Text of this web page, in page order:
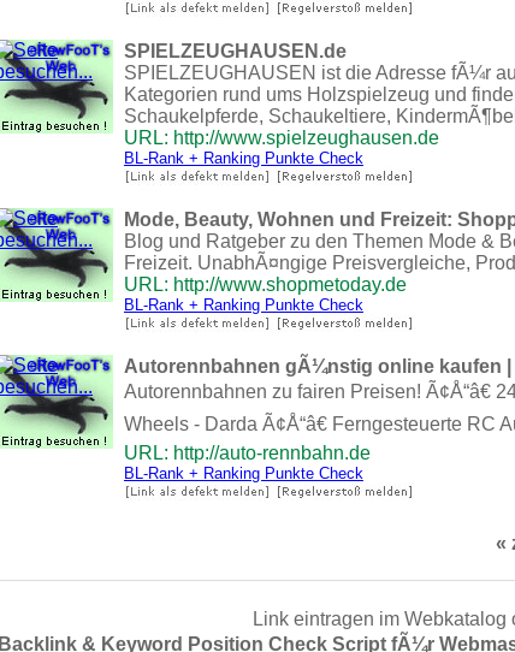
SPIELZEUGHAUSEN.de
SPIELZEUGHAUSEN ist die Adresse fÃ¼r
Kategorien rund ums Holzspielzeug und
Schaukelpferde, Schaukeltiere,
URL: http://www.spielzeughausen.de
BL-Rank + Ranking Punkte Check
Mode, Beauty, Wohnen und Freizeit:
Blog und Ratgeber zu den Themen Mode &
Freizeit. UnabhÃ¤ngige Preisvergleiche,
URL: http://www.shopmetoday.de
BL-Rank + Ranking Punkte Check
Autorennbahnen gÃ¼nstig online kaufen
Autorennbahnen zu fairen Preisen! Ã¢Å“â€
Wheels - Darda Ã¢Å“â€ Ferngesteuerte RC
URL: http://auto-rennbahn.de
BL-Rank + Ranking Punkte Check
«
Link eintragen im
Backlink & Keyword Position Check Script fÃ¼r